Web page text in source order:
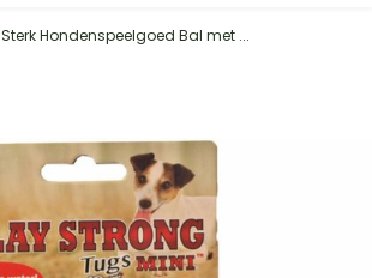
Sterk Hondenspeelgoed Bal met ...